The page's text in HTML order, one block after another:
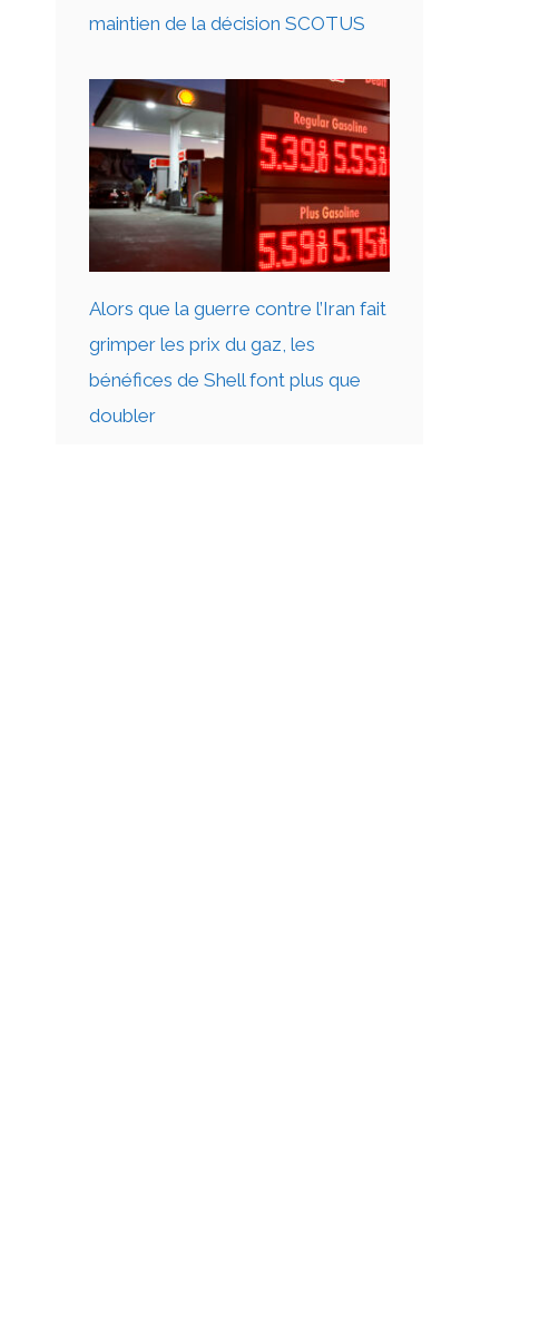
maintien de la décision SCOTUS
Alors que la guerre contre l’Iran fait
grimper les prix du gaz, les
bénéfices de Shell font plus que
doubler